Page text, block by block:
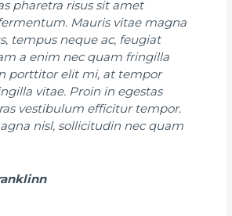
pharetra risus sit amet
Mauris vitae magna
tempus neque ac, feugiat
a enim nec quam fringilla
porttitor elit mi, at tempor
vitae. Proin in egestas
vestibulum efficitur tempor.
nisl, sollicitudin nec quam